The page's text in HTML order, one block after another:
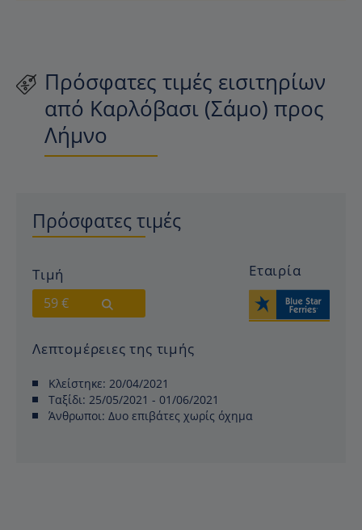
Πρόσφατες τιμές εισιτηρίων
από Καρλόβασι (Σάμο) προς
Λήμνο
Πρόσφατες τιμές
Τιμή
59 €
Εταιρία
Λεπτομέρειες της τιμής
Κλείστηκε: 20/04/2021
Ταξίδι: 25/05/2021 - 01/06/2021
Άνθρωποι: Δυο επιβάτες χωρίς όχημα